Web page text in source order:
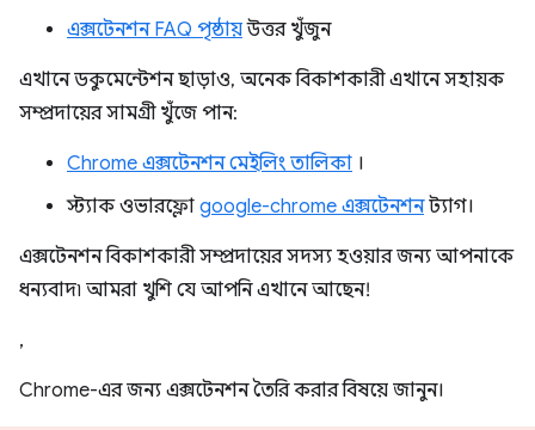
এক্সটেনশন FAQ পৃষ্ঠায়উত্তর খুঁজুন
এখানে ডকুমেন্টেশন ছাড়াও, অনেক বিকাশকারী এখানে সহায়ক
সম্প্রদায়ের সামগ্রী খুঁজে পান:
Chrome এক্সটেনশন মেইলিং তালিকা ।
স্ট্যাক ওভারফ্লো google-chrome এক্সটেনশনট্যাগ।
এক্সটেনশন বিকাশকারী সম্প্রদায়ের সদস্য হওয়ার জন্য আপনাকে
ধন্যবাদ৷ আমরা খুশি যে আপনি এখানে আছেন!
,
Chrome-এর জন্য এক্সটেনশন তৈরি করার বিষয়ে জানুন।